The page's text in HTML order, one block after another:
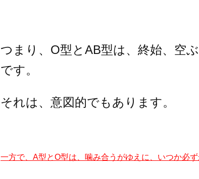
つまり、O型とAB型は、終始、空
です。
それは、意図的でもあります。
一方で、A型とO型は、噛み合うがゆえに、いつか必ず